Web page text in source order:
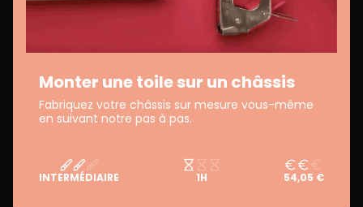
Monter une toile sur un châssis
Fabriquez votre châssis sur mesure vous-même
en suivant notre pas à pas.
INTERMÉDIAIRE 1H 54,05 €